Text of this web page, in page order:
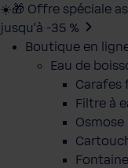
☀️🎁 Offre spéciale
jusqu’à -35 %
Boutique en
Eau de
Carafes
Filtre à
Osmose